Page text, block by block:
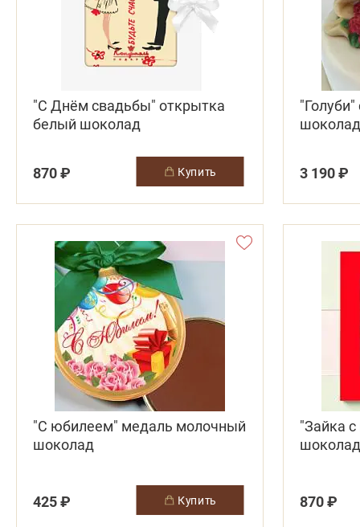
"С Днём свадьбы" открытка
белый шоколад
870 ₽ купить
шоколад
3 190 ₽
"С юбилеем" медаль молочный
шоколад
425 ₽ купить
"Зайка
870 ₽